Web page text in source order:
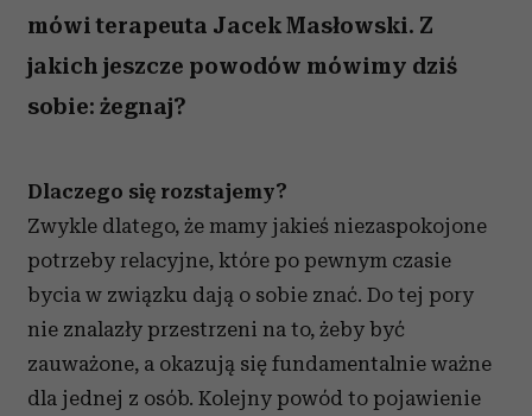
mówi terapeuta Jacek Masłowski. Z
jakich jeszcze powodów mówimy dziś
sobie: żegnaj?
Dlaczego się rozstajemy?
Zwykle dlatego, że mamy jakieś niezaspokojone
potrzeby relacyjne, które po pewnym czasie
bycia w związku dają o sobie znać. Do tej pory
nie znalazły przestrzeni na to, żeby być
zauważone, a okazują się fundamentalnie ważne
dla jednej z osób. Kolejny powód to pojawienie